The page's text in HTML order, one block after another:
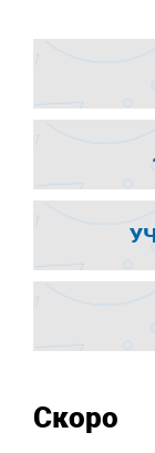
Скоро